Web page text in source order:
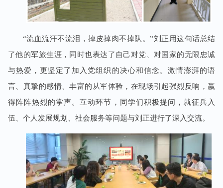
“流血流汗不流泪，掉皮掉肉不掉队。”刘正用这句话总结
了他的军旅生涯，同时也表达了自己对党、对国家的无限忠诚
与热爱，更坚定了加入党组织的决心和信念。激情澎湃的语
言、真挚的感情、丰富的从军体验，在现场引起强烈反响，赢
得阵阵热烈的掌声。互动环节，同学们积极提问，就征兵入
伍、个人发展规划、社会服务等问题与刘正进行了深入交流。